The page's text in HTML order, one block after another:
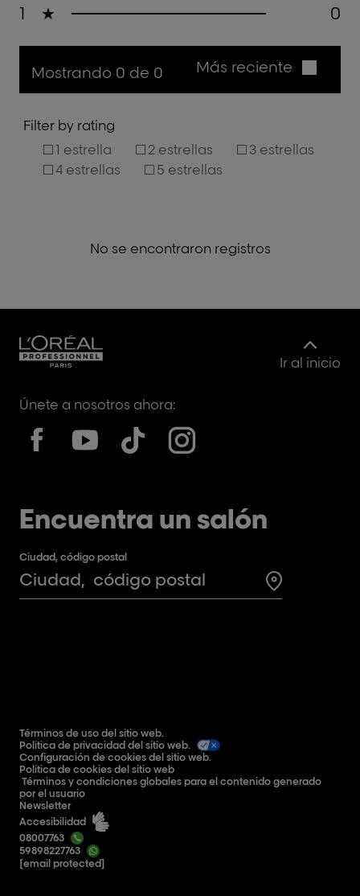
1
★ 0
Mostrando 0 de 0 Más reciente
Filter by rating
1 estrella
2 estrellas
3 estrellas
4 estrellas
5 estrellas
No se encontraron registros
Ir al inicio
Únete a nosotros ahora:
Encuentra un salón
Ciudad, código postal
Search for a
Términos de uso del sitio web.
Política de privacidad del sitio web.
Configuración de cookies del sitio web.
Política de cookies del sitio web
Términos y condiciones globales para el contenido generado
por el usuario
Newsletter
Accesibilidad
08007763
59898227763
[email protected]